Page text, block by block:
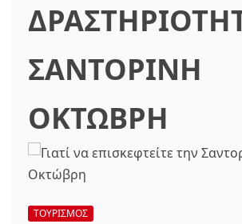
ΣΑΝΤΟΡΙΝΗ
ΟΚΤΩΒΡΗ
ΤΟΥΡΙΣΜΟΣ